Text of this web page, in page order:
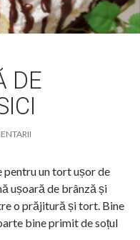
DE
pentru un tort ușor de
ușoară de brânză și
o prăjitură și tort. Bine
bine primit de soțul